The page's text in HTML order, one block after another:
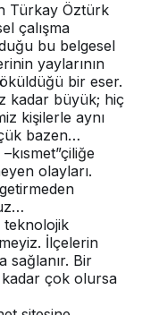
Türkay Öztürk
çalışma
bu belgesel
yaylarının
bir eser.
kadar büyük; hiç
kişilerle aynı
bazen…
olayları.
teknolojik
İlçelerin
sağlanır. Bir
kadar çok olursa